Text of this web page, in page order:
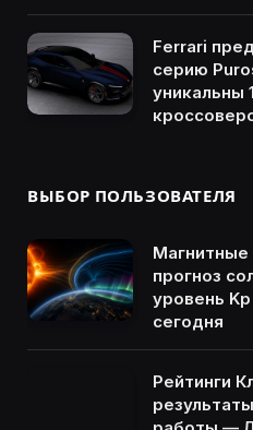
Ferrari
серию
уникальны
ВЫБОР ПОЛЬЗОВАТЕЛЯ
Магнитные
прогноз
уровень
сегодня
Рейтинги